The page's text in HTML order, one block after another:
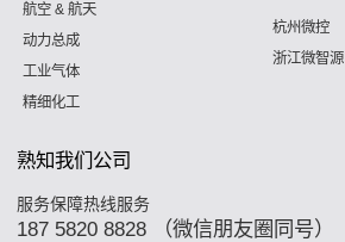
航空 & 航天
动力总成
工业气体
精细化工
杭州微控
浙江微智源
熟知我们公司
服务保障热线服务
187 5820 8828 （微信朋友圈同号）